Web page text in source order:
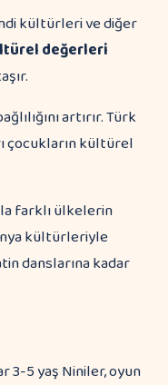
kültürleri ve diğer
değerleri
artırır. Türk
çocukların kültürel
farklı ülkelerin
kültürleriyle
danslarına kadar
3-5 yaş Niniler, oyun